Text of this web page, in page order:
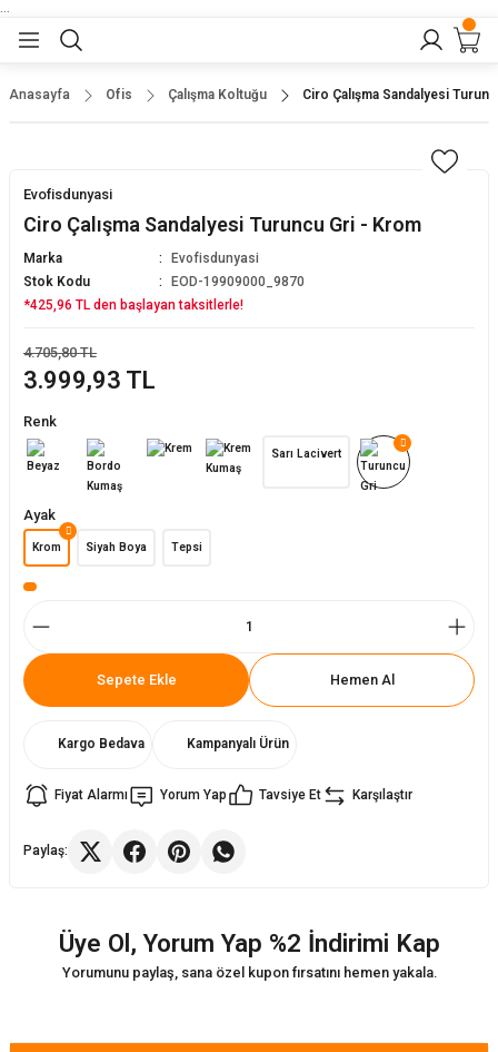
Sandalye
Sandalyesi
Anasayfa Ofis Çalışma Koltuğu Ciro Çalışma Sandalyesi
Evofisdunyasi
Ciro Çalışma Sandalyesi Turuncu Gri - Krom
Marka
Evofisdunyasi
Stok Kodu
EOD-19909000_9870
*425,96 TL den başlayan taksitlerle!
3.999,93 TL
4.705,80 TL
Renk
Sarı Lacivert
Ayak
Krom Siyah Boya Tepsi
Sepete Ekle Hemen Al
Kargo Bedava Kampanyalı Ürün
Fiyat Alarmı Yorum Yap Tavsiye Et Karşılaştır
Paylaş:
Üye Ol, Yorum Yap %2 İndirimi Kap
Yorumunu paylaş, sana özel kupon fırsatını hemen yakala.